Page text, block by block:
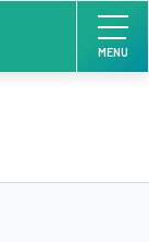
MENU